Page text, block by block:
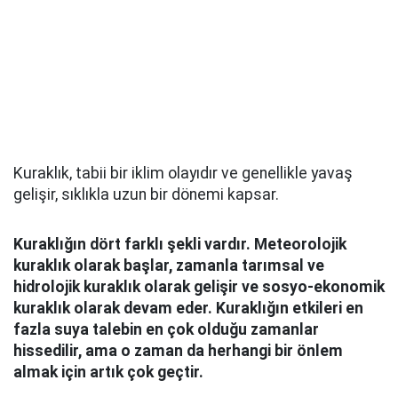
Kuraklık, tabii bir iklim olayıdır ve genellikle yavaş
gelişir, sıklıkla uzun bir dönemi kapsar.
Kuraklığın dört farklı şekli vardır. Meteorolojik
kuraklık olarak başlar, zamanla tarımsal ve
hidrolojik kuraklık olarak gelişir ve sosyo-ekonomik
kuraklık olarak devam eder. Kuraklığın etkileri en
fazla suya talebin en çok olduğu zamanlar
hissedilir, ama o zaman da herhangi bir önlem
almak için artık çok geçtir.